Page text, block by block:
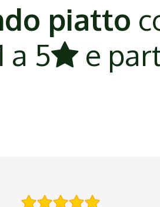
piatto
a 5
e